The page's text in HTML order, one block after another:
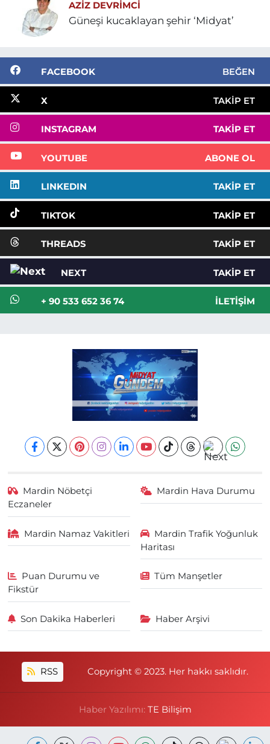
AZIZ DEVRIMCI
Güneşi kucaklayan şehir ‘Midyat’
FACEBOOK BEĞEN
X TAKIP ET
INSTAGRAM TAKIP ET
YOUTUBE ABONE OL
LINKEDIN TAKIP ET
TIKTOK TAKIP ET
THREADS TAKIP ET
NEXT TAKIP ET
+ 90 533 652 36 74 İLETIŞIM
Mardin Nöbetçi
Eczaneler
Mardin Hava Durumu
Mardin Namaz Vakitleri
Mardin Trafik Yoğunluk
Haritası
Puan Durumu ve
Fikstür
Tüm Manşetler
Son Dakika Haberleri Haber Arşivi
RSS Copyright © 2023. Her hakkı saklıdır.
Haber Yazılımı: TE Bilişim